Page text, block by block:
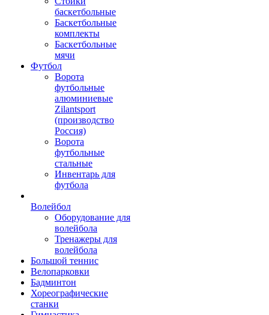
баскетбольные
Баскетбольные
комплекты
Баскетбольные
мячи
Футбол
Ворота
футбольные
алюминиевые
Zilantsport
(производство
Россия)
Ворота
футбольные
стальные
Инвентарь для
футбола
Волейбол
Оборудование для
волейбола
Тренажеры для
волейбола
Большой теннис
Велопарковки
Бадминтон
Хореографические
станки